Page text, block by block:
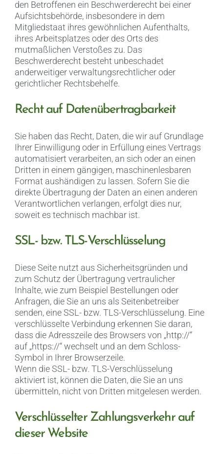
den Betroffenen ein Beschwerderecht bei einer
Aufsichtsbehörde, insbesondere in dem
Mitgliedstaat ihres gewöhnlichen Aufenthalts,
ihres Arbeitsplatzes oder des Orts des
mutmaßlichen Verstoßes zu. Das
Beschwerderecht besteht unbeschadet
anderweitiger verwaltungsrechtlicher oder
gerichtlicher Rechtsbehelfe.
Recht auf Daten­übertrag­barkeit
Sie haben das Recht, Daten, die wir auf Grundlage
Ihrer Einwilligung oder in Erfüllung eines Vertrags
automatisiert verarbeiten, an sich oder an einen
Dritten in einem gängigen, maschinenlesbaren
Format aushändigen zu lassen. Sofern Sie die
direkte Übertragung der Daten an einen anderen
Verantwortlichen verlangen, erfolgt dies nur,
soweit es technisch machbar ist.
SSL- bzw. TLS-Verschlüsselung
Diese Seite nutzt aus Sicherheitsgründen und
zum Schutz der Übertragung vertraulicher
Inhalte, wie zum Beispiel Bestellungen oder
Anfragen, die Sie an uns als Seitenbetreiber
senden, eine SSL- bzw. TLS-Verschlüsselung. Eine
verschlüsselte Verbindung erkennen Sie daran,
dass die Adresszeile des Browsers von „http://“
auf „https://“ wechselt und an dem Schloss-
Symbol in Ihrer Browserzeile.
Wenn die SSL- bzw. TLS-Verschlüsselung
aktiviert ist, können die Daten, die Sie an uns
übermitteln, nicht von Dritten mitgelesen werden.
Verschlüsselter Zahlungsverkehr auf
dieser Website